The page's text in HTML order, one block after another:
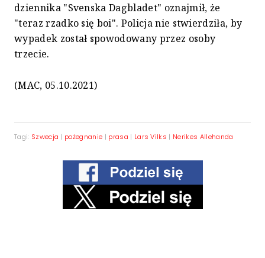
dziennika "Svenska Dagbladet" oznajmił, że
"teraz rzadko się boi". Policja nie stwierdziła, by
wypadek został spowodowany przez osoby
trzecie.
(MAC, 05.10.2021)
Tagi: Szwecja | pożegnanie | prasa | Lars Vilks | Nerikes Allehanda